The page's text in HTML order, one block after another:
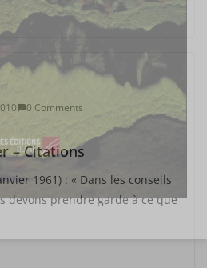
0 Comments
– Citations
1961) : « Dans les conseils
devons prendre garde à ce que